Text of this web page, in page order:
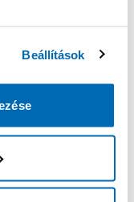
Beállítások